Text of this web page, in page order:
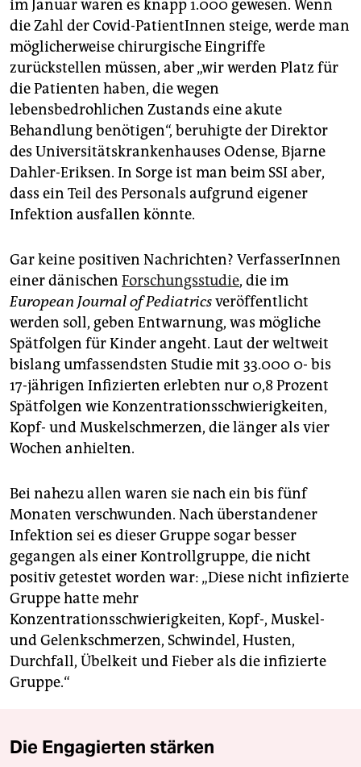
im Januar waren es knapp 1.000 gewesen. Wenn
die Zahl der Covid-PatientInnen steige, werde man
möglicherweise chirurgische Eingriffe
zurückstellen müssen, aber „wir werden Platz für
die Patienten haben, die wegen
lebensbedrohlichen Zustands eine akute
Behandlung benötigen“, beruhigte der Direktor
des Universitätskrankenhauses Odense, Bjarne
Dahler-Eriksen. In Sorge ist man beim SSI aber,
dass ein Teil des Personals aufgrund eigener
Infektion ausfallen könnte.
Gar keine positiven Nachrichten? VerfasserInnen
einer dänischen Forschungsstudie, die im
European Journal of Pediatricsveröffentlicht
werden soll, geben Entwarnung, was mögliche
Spätfolgen für Kinder angeht. Laut der weltweit
bislang umfassendsten Studie mit 33.000 0- bis
17-jährigen Infizierten erlebten nur 0,8 Prozent
Spätfolgen wie Konzentrationsschwierigkeiten,
Kopf- und Muskelschmerzen, die länger als vier
Wochen anhielten.
Bei nahezu allen waren sie nach ein bis fünf
Monaten verschwunden. Nach überstandener
Infektion sei es dieser Gruppe sogar ­besser
gegangen als einer Kontrollgruppe, die nicht
positiv ­getestet worden war: „Diese nicht infizierte
Gruppe hatte mehr
Konzentrationsschwierigkeiten, Kopf-, Muskel-
und Gelenkschmerzen, Schwindel, Husten,
Durchfall, Übelkeit und Fieber als die infizierte
Gruppe.“
Die Engagierten stärken